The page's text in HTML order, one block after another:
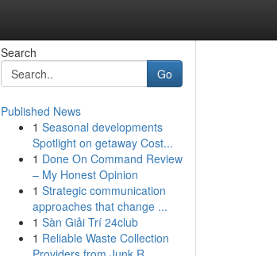
Search
Go
Published News
1 Seasonal developments
Spotlight on getaway Cost...
1 Done On Command Review
– My Honest Opinion
1 Strategic communication
approaches that change ...
1 Sàn Giải Trí 24club
1 Reliable Waste Collection